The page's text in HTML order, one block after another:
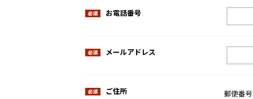
お電話番号
メールアドレス
ご住所 郵便番号